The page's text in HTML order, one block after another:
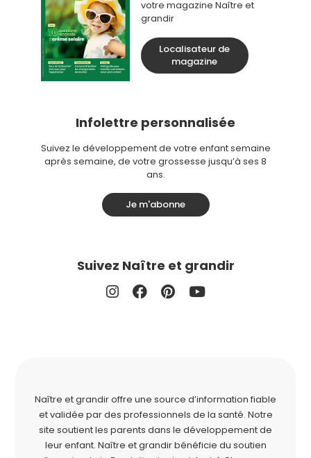
votre magazine Naître et
grandir
Localisateur de
magazine
Infolettre personnalisée
Suivez le développement de votre enfant semaine
après semaine, de votre grossesse jusqu’à ses 8
ans.
Je m'abonne
Suivez Naître et grandir
Naître et grandir offre une source d’information fiable
et validée par des professionnels de la santé. Notre
site soutient les parents dans le développement de
leur enfant. Naître et grandir bénéficie du soutien